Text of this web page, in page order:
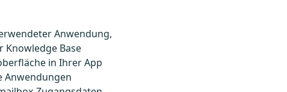
Anwendung,
Knowledge Base
in Ihrer App
Anwendungen